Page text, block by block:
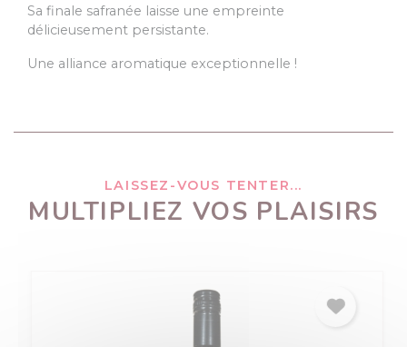
Sa finale safranée laisse une empreinte
délicieusement persistante.
Une alliance aromatique exceptionnelle !
LAISSEZ-VOUS TENTER...
MULTIPLIEZ VOS PLAISIRS